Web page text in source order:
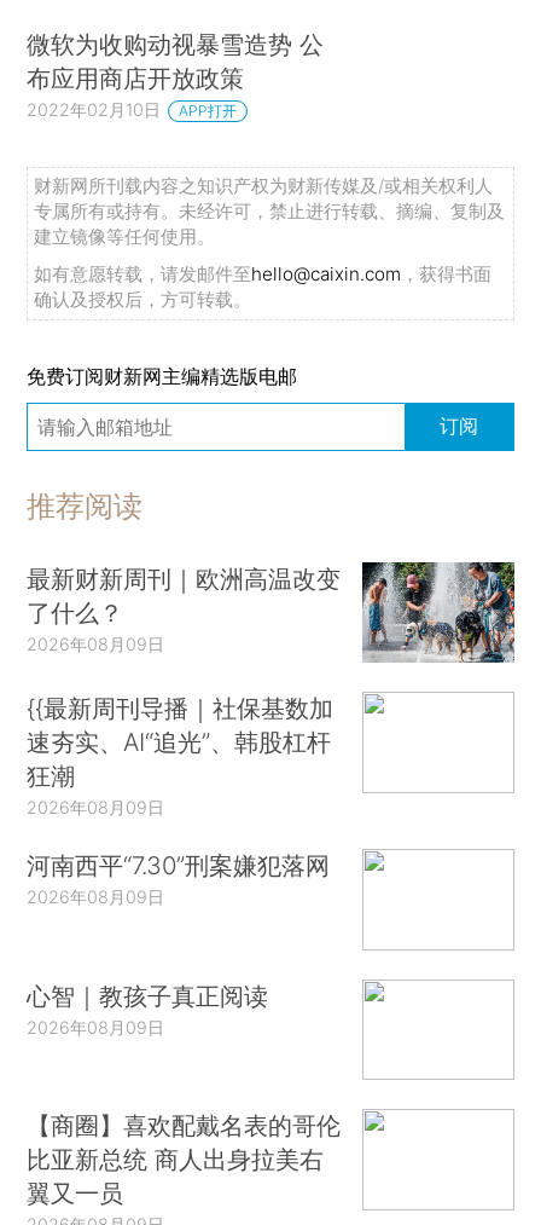
微软为收购动视暴雪造势 公
布应用商店开放政策
2022年02月10日 APP打开
财新网所刊载内容之知识产权为财新传媒及/或相关权利人
专属所有或持有。未经许可，禁止进行转载、摘编、复制及
建立镜像等任何使用。
如有意愿转载，请发邮件至hello@caixin.com ，获得书面
确认及授权后，方可转载。
免费订阅财新网主编精选版电邮
订阅
推荐阅读
最新财新周刊｜欧洲高温改变
了什么？
2026年08月09日
{{最新周刊导播｜社保基数加
速夯实、AI“追光”、韩股杠杆
狂潮
2026年08月09日
河南西平“7.30”刑案嫌犯落网
2026年08月09日
心智｜教孩子真正阅读
2026年08月09日
【商圈】喜欢配戴名表的哥伦
比亚新总统 商人出身拉美右
翼又一员